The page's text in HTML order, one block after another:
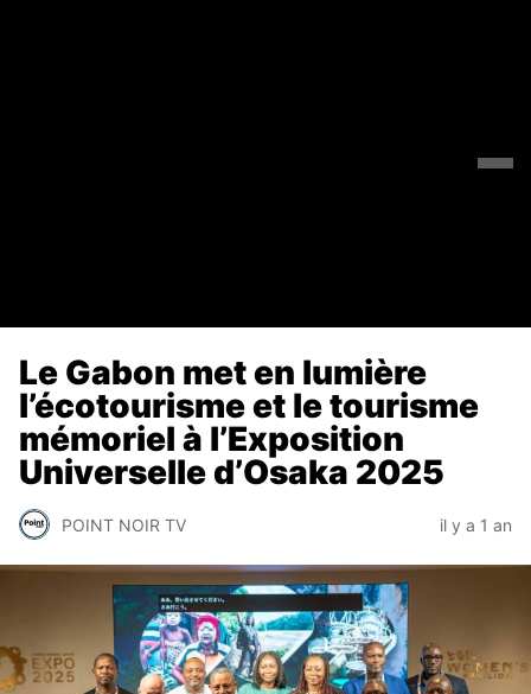
Le Gabon met en lumière
l’écotourisme et le tourisme
mémoriel à l’Exposition
Universelle d’Osaka 2025
POINT NOIR TV il y a 1 an